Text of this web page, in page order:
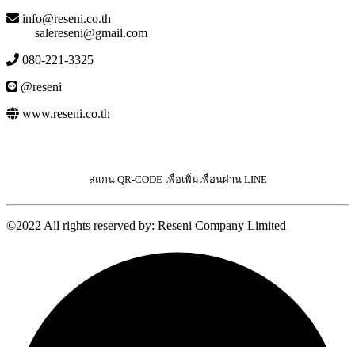
info@reseni.co.th
salereseni@gmail.com
080-221-3325
@reseni
www.reseni.co.th
สแกน QR-CODE เพื่อเพิ่มเพื่อนผ่าน LINE
©2022 All rights reserved by: Reseni Company Limited